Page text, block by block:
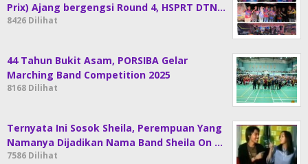
Prix) Ajang bergengsi Round 4, HSPRT DTN…
8426 Dilihat
44 Tahun Bukit Asam, PORSIBA Gelar
Marching Band Competition 2025
8168 Dilihat
Ternyata Ini Sosok Sheila, Perempuan Yang
Namanya Dijadikan Nama Band Sheila On …
7586 Dilihat